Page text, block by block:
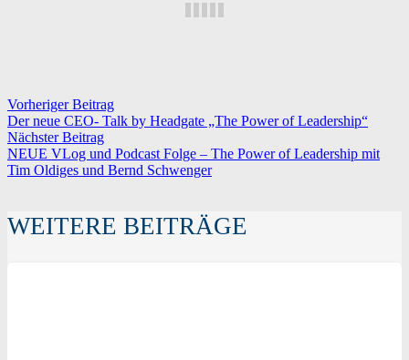
Vorheriger Beitrag
Der neue CEO- Talk by Headgate „The Power of Leadership“
Nächster Beitrag
NEUE VLog und Podcast Folge – The Power of Leadership mit
Tim Oldiges und Bernd Schwenger
WEITERE BEITRÄGE